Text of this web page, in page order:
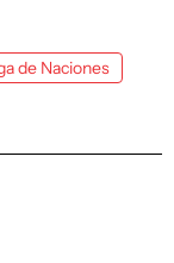
de Naciones